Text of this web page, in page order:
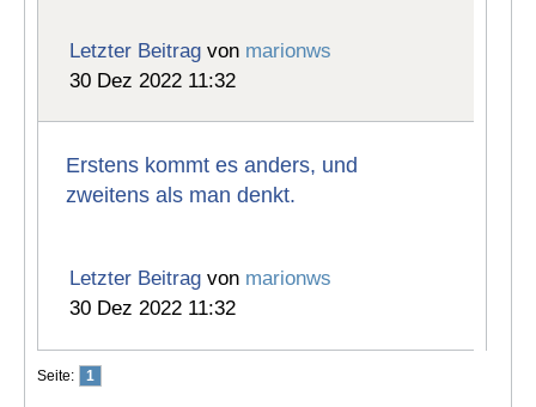
Letzter Beitrag von marionws
30 Dez 2022 11:32
Erstens kommt es anders, und
zweitens als man denkt.
Letzter Beitrag von marionws
30 Dez 2022 11:32
Seite: 1